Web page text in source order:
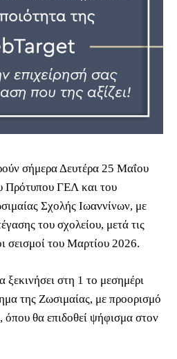
σήμερα Δευτέρα 25 Μαΐου
Πρότυπου ΓΕΛ και του
Σχολής Ιωαννίνων, με
του σχολείου, μετά τις
σεισμοί του Μαρτίου 2026.
ξεκινήσει στη 1 το μεσημέρι
της Ζωσιμαίας, με προορισμό
όπου θα επιδοθεί ψήφισμα στον